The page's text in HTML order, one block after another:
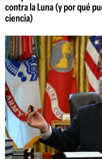
contra la Luna (y por qué
ciencia)